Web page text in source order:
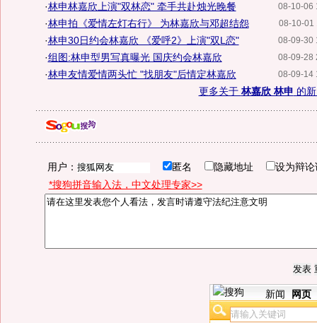
08-10-06
·林申林嘉欣上演"双林恋" 牵手共赴烛光晚餐
08-10-01
·林申拍《爱情左灯右行》 为林嘉欣与邓超结怨
08-09-30
·林申30日约会林嘉欣 《爱呼2》上演"双L恋"
08-09-28
·组图:林申型男写真曝光 国庆约会林嘉欣
08-09-14
·林申友情爱情两头忙 "找朋友"后情定林嘉欣
更多关于 林嘉欣 林申 的
用户： 匿名 隐藏地址
设为辩论
*搜狗拼音输入法，中文处理专家>>
新闻 网页